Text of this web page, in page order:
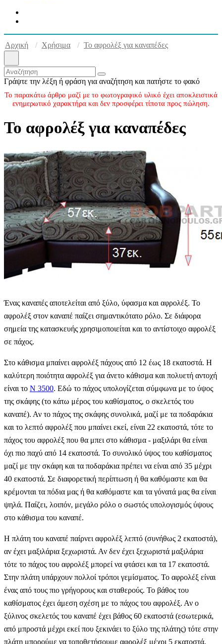
Αρχική Χρήσιμα Το αφρολέξ για καναπέδες
Γράψτε την λέξη ή φράση για αναζήτηση και πατήστε το φακό
Το παρακάτω άρθρο μαζί με το φωτογραφικό υλικό έχει αποκλειστικά
ενημερωτικό χαρακτήρα και δεν προσφέρει τίποτα προς πώληση.
Το αφρολέξ για καναπέδες
Ένας καναπές αποτελείται από ξύλο, ύφασμα και αφρολέξ. Το
αφρολέξ στον καναπέ παίζει σημαντικότατο ρόλο. Σε διάφορα
σημεία της κατασκευής χρησιμοποιείται και το αντίστοιχο αφρολέξ
σε πάχος.
Στο κάθισμα μπαίνει αφρολέξ πάχους από 12 έως 18 εκατοστά. Η
καλύτερη ποιότητα αφρολέξ για άνετο κάθισμα και πολυετή αντοχή
είναι το Ν 3500. Εδώ το πάχος υπολογίζεται σύμφωνα με το ύψος
της σκάφης (το κάτω μέρος του καθίσματος, ο σκελετός του
καναπέ). Αν το πάχος της σκάφης συνολικά, μαζί με τα ποδαράκια
και το λεπτό αφρολέξ που μπαίνει εκεί, είναι 22 εκατοστά, τότε το
πάχος του αφρολέξ που θα μπει στο κάθισμα - μαξιλάρι θα είναι
όχι πιο παχύ από 14 εκατοστά. Το συνολικό ύψος του καθίσματος
μαζί με την σκάφη και τα ποδαράκια πρέπει να είναι από 35 μέχρι
40 εκατοστά. Σε διαφορετική περίπτωση ή θα καθόμαστε και θα
κρέμονται τα πόδια μας ή θα καθόμαστε και τα γόνατά μας θα είναι
ψηλά. Παίζει, λοιπόν, μεγάλο ρόλο ο σωστός υπολογισμός ύψους
στο κάθισμα του καναπέ.
Η πλάτη του καναπέ παίρνει αφρολέξ λεπτό (συνήθως 2 εκατοστά),
αν έχει μαξιλάρια ξεχωριστά. Αν δεν έχει ξεχωριστά μαξιλάρια
τότε το πάχος του αφρολέξ μπορεί να φτάσει και τα 17 εκατοστά.
Στην πλάτη υπάρχουν πολλοί τρόποι γεμίσματος. Το αφρολέξ είναι
ένας από τους πιο γρήγορους και σταθερούς. Το βάθος του
καθίσματος έχει άμεση σχέση με το πάχος του αφρολέξ. Αν ο
ξύλινος σκελετός του καναπέ έχει βάθος 60 εκατοστά (εσωτερικά,
από μπροστά μέχρι εκεί που ξεκινάει το ξύλο της πλάτης) τότε στην
πλάτη μπορούμε να τοποθετήσουμε αφρολέξ μέχρι 5 εκατοστά,